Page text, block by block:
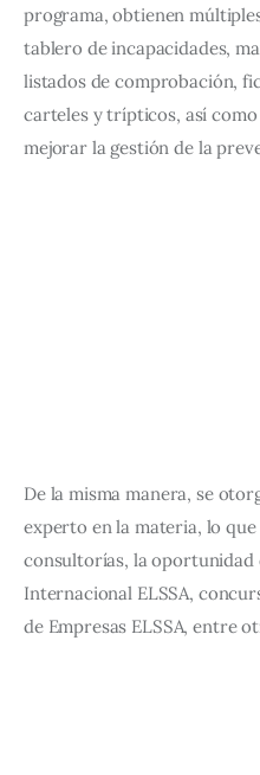
programa, obtienen
tablero de incapacidades,
listados de comprobación,
carteles y trípticos, así como
mejorar la gestión de la
De la misma manera, se
experto en la materia, lo
consultorías, la oportunidad
Internacional ELSSA,
de Empresas ELSSA, entre